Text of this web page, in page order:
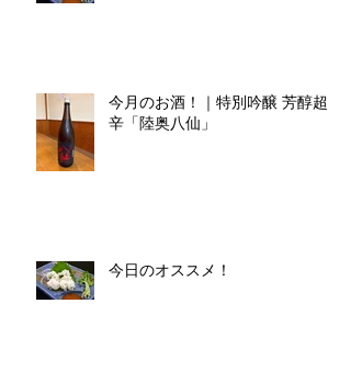
今月のお酒！｜特別吟醸 芳醇超
辛「陸奥八仙」
今日のオススメ！